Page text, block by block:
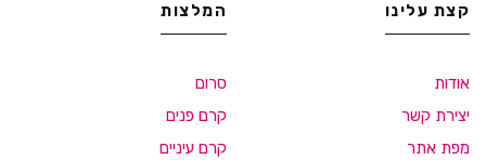
קצת עלינו
אודות
יצירת קשר
מפת אתר
המלצות
סרום
קרם פנים
קרם עיניים